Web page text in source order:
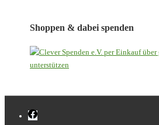
Shoppen & dabei spenden